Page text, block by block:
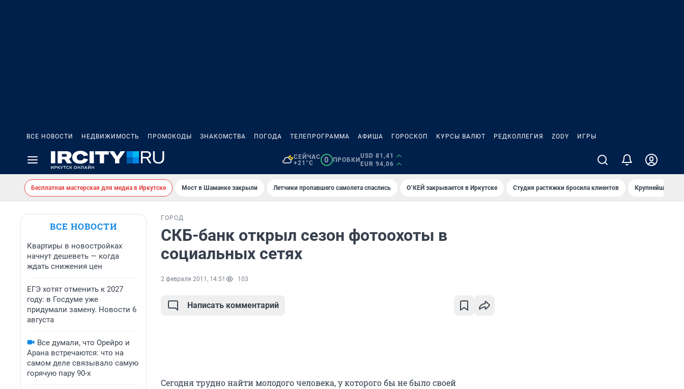
ВСЕ НОВОСТИ НЕДВИЖИМОСТЬ ПРОМОКОДЫ ЗНАКОМСТВА ПОГОДА ТЕЛЕПРОГРАММА АФИША ГОРОСКОП КУРСЫ ВАЛЮТ РЕДКОЛЛЕГИЯ ZODY ИГРЫ
СЕЙЧАС
+21°C
0 ПРОБКИ
USD 81,41
EUR 94,06
Бесплатная мастерская для медиа в Иркутске Мост в Шаманке закрыли Летчики пропавшего самолета спаслись О`КЕЙ закрывается в Иркутске Студия растяжки бросила клиентов Крупнейшие
ВСЕ НОВОСТИ
Квартиры в новостройках
начнут дешеветь — когда
ждать снижения цен
ЕГЭ хотят отменить к 2027
году: в Госдуме уже
придумали замену. Новости 6
августа
Все думали, что Орейро и
Арана встречаются: что на
самом деле связывало самую
горячую пару 90-х
ГОРОД
СКБ-банк открыл сезон фотоохоты в
социальных сетях
2 февраля 2011, 14:51 103
Написать комментарий
Сегодня трудно найти молодого человека, у которого бы не было своей